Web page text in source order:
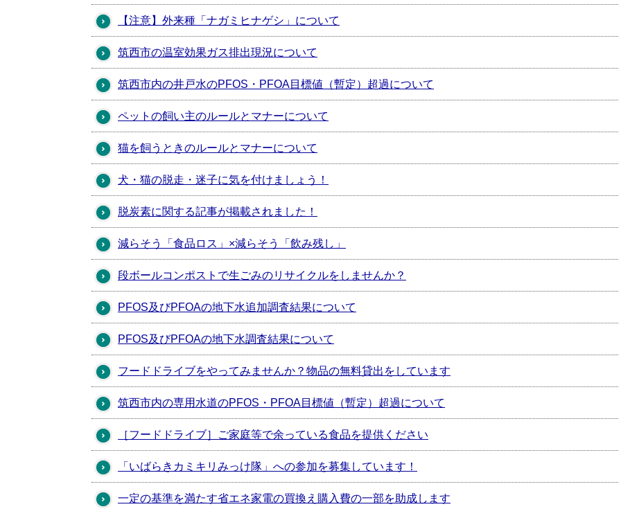
【注意】外来種「ナガミヒナゲシ」について
筑西市の温室効果ガス排出現況について
筑西市内の井戸水のPFOS・PFOA目標値（暫定）超過について
ペットの飼い主のルールとマナーについて
猫を飼うときのルールとマナーについて
犬・猫の脱走・迷子に気を付けましょう！
脱炭素に関する記事が掲載されました！
減らそう「食品ロス」×減らそう「飲み残し」
段ボールコンポストで生ごみのリサイクルをしませんか？
PFOS及びPFOAの地下水追加調査結果について
PFOS及びPFOAの地下水調査結果について
フードドライブをやってみませんか？物品の無料貸出をしています
筑西市内の専用水道のPFOS・PFOA目標値（暫定）超過について
［フードドライブ］ご家庭等で余っている食品を提供ください
「いばらきカミキリみっけ隊」への参加を募集しています！
一定の基準を満たす省エネ家電の買換え購入費の一部を助成します